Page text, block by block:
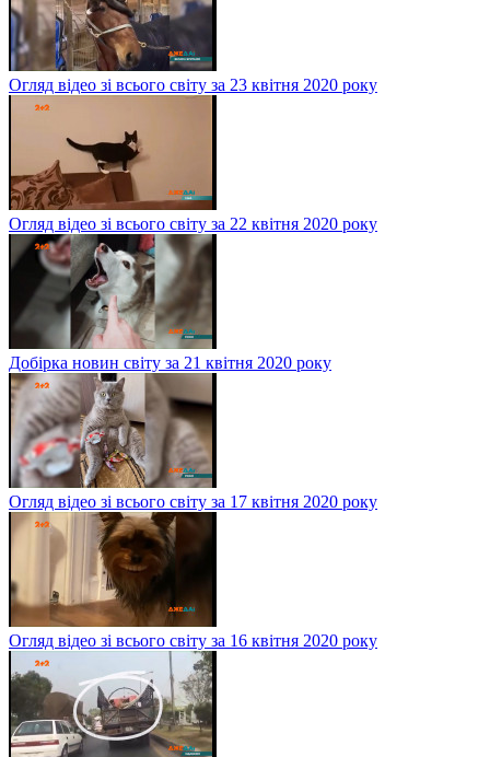
Огляд відео зі всього світу за 23 квітня 2020 року
Огляд відео зі всього світу за 22 квітня 2020 року
Добірка новин світу за 21 квітня 2020 року
Огляд відео зі всього світу за 17 квітня 2020 року
Огляд відео зі всього світу за 16 квітня 2020 року